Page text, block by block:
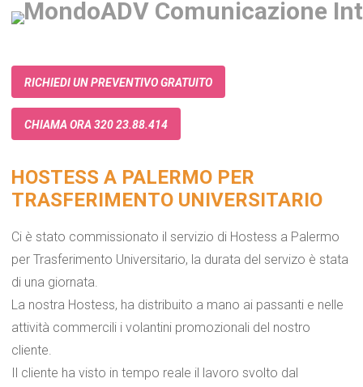
RICHIEDI UN PREVENTIVO GRATUITO
CHIAMA ORA 320 23.88.414
HOSTESS A PALERMO PER
TRASFERIMENTO UNIVERSITARIO
Ci è stato commissionato il servizio di Hostess a Palermo
per Trasferimento Universitario, la durata del servizo è stata
di una giornata.
La nostra Hostess, ha distribuito a mano ai passanti e nelle
attività commercili i volantini promozionali del nostro
cliente.
Il cliente ha visto in tempo reale il lavoro svolto dal